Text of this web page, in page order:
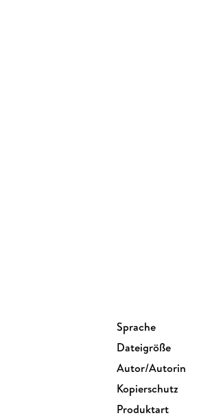
Sprache
Dateigröße
Autor/Autorin
Kopierschutz
Produktart